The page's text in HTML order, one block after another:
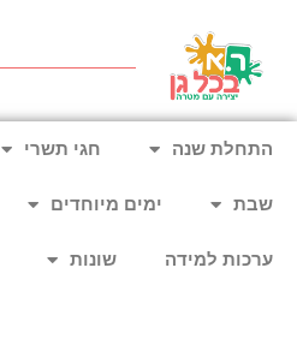
התחלת שנה חגי תשרי
שבת ימים מיוחדים
ערכות למידה שונות